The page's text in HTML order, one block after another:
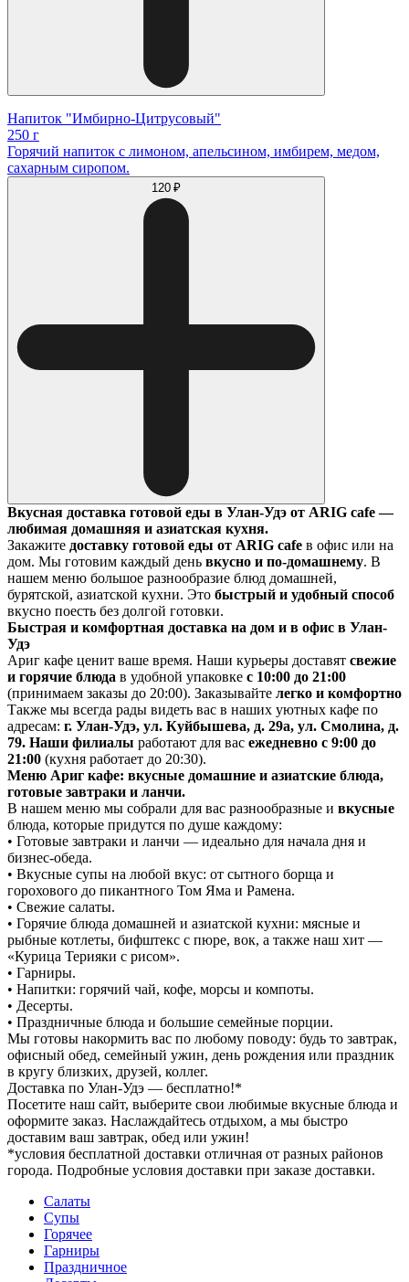
Напиток "Имбирно-Цитрусовый"
250 г
Горячий напиток с лимоном, апельсином, имбирем, медом,
сахарным сиропом.
120 ₽
Вкусная доставка готовой еды в Улан-Удэ от ARIG cafe —
любимая домашняя и азиатская кухня.
Закажите доставку готовой еды от ARIG cafe в офис или на
дом. Мы готовим каждый день вкусно и по-домашнему. В
нашем меню большое разнообразие блюд домашней,
бурятской, азиатской кухни. Это быстрый и удобный способ
вкусно поесть без долгой готовки.
Быстрая и комфортная доставка на дом и в офис в Улан-
Удэ
Ариг кафе ценит ваше время. Наши курьеры доставят свежие
и горячие блюда в удобной упаковке с 10:00 до 21:00
(принимаем заказы до 20:00). Заказывайте легко и комфортно
Также мы всегда рады видеть вас в наших уютных кафе по
адресам: г. Улан-Удэ, ул. Куйбышева, д. 29а, ул. Смолина, д.
79. Наши филиалы работают для вас ежедневно с 9:00 до
21:00 (кухня работает до 20:30).
Меню Ариг кафе: вкусные домашние и азиатские блюда,
готовые завтраки и ланчи.
В нашем меню мы собрали для вас разнообразные и вкусные
блюда, которые придутся по душе каждому:
• Готовые завтраки и ланчи — идеально для начала дня и
бизнес-обеда.
• Вкусные супы на любой вкус: от сытного борща и
горохового до пикантного Том Яма и Рамена.
• Свежие салаты.
• Горячие блюда домашней и азиатской кухни: мясные и
рыбные котлеты, бифштекс с пюре, вок, а также наш хит —
«Курица Терияки с рисом».
• Гарниры.
• Напитки: горячий чай, кофе, морсы и компоты.
• Десерты.
• Праздничные блюда и большие семейные порции.
Мы готовы накормить вас по любому поводу: будь то завтрак,
офисный обед, семейный ужин, день рождения или праздник
в кругу близких, друзей, коллег.
Доставка по Улан-Удэ — бесплатно!*
Посетите наш сайт, выберите свои любимые вкусные блюда и
оформите заказ. Наслаждайтесь отдыхом, а мы быстро
доставим ваш завтрак, обед или ужин!
*условия бесплатной доставки отличная от разных районов
города. Подробные условия доставки при заказе доставки.
Салаты
Супы
Горячее
Гарниры
Праздничное